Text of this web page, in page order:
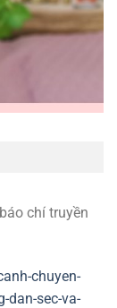
chí truyền
chuyen-
dan-sec-va-